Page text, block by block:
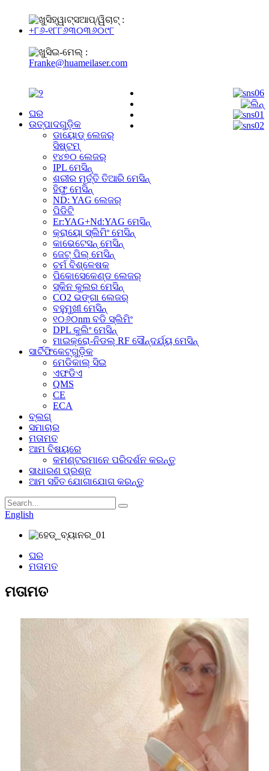
ହ୍ୱାଟ୍ସଆପ୍/ୱିଚାଟ୍ :
+୮୬-୧୮୮୬୩୦୩୬୦୯୮
ଇ-ମେଲ୍ :
Franke@huameilaser.com
ଘର
ଉତ୍ପାଦଗୁଡ଼ିକ
ଡାୟୋଡ୍ ଲେଜର୍
ସିଷ୍ଟମ୍
୧୪୭୦ ଲେଜର୍
IPL ମେସିନ୍
ଶରୀର ମୂର୍ତ୍ତି ତିଆରି ମେସିନ୍
ହିଫୁ ମେସିନ୍
ND: YAG ଲେଜର୍
ପିଡିଟି
Er:YAG+Nd:YAG ମେସିନ୍
କ୍ରାୟୋ ସ୍ଲିମିଂ ମେସିନ୍
କାଭେଟେସନ୍ ମେସିନ୍
ଜେଟ୍ ପିଲ୍ ମେସିନ୍
ଚର୍ମ ବିଶ୍ଳେଷକ
ପିକୋସେକେଣ୍ଡ ଲେଜର୍
ସ୍କିନ କୁଲର ମେସିନ୍
CO2 ଭଙ୍ଗା ଲେଜର୍
ବହୁମୁଖୀ ମେସିନ୍
୧୦୬୦nm ବଡି ସ୍ଲିମିଂ
DPL କୁଲିଂ ମେସିନ୍
ମାଇକ୍ରୋ-ନିଡଲ୍ RF ସୌନ୍ଦର୍ଯ୍ୟ ମେସିନ୍
ସାର୍ଟିଫିକେଟ୍‌ଗୁଡ଼ିକ
ମେଡିକାଲ୍ ସିଇ
ଏଫଡିଏ
QMS
CE
ECA
ବ୍ଲଗ୍
ସମାଚାର
ମତାମତ
ଆମ ବିଷୟରେ
କମଣ୍ଟରମାନେ ପରିଦର୍ଶନ କରନ୍ତୁ
ସାଧାରଣ ପ୍ରଶ୍ନ
ଆମ ସହିତ ଯୋଗାଯୋଗ କରନ୍ତୁ
English
ଘର
ମତାମତ
ମତାମତ